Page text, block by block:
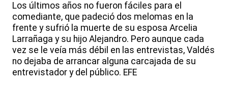
Los últimos años no fueron fáciles para el
comediante, que padeció dos melomas en la
frente y sufrió la muerte de su esposa Arcelia
Larrañaga y su hijo Alejandro. Pero aunque cada
vez se le veía más débil en las entrevistas, Valdés
no dejaba de arrancar alguna carcajada de su
entrevistador y del público. EFE